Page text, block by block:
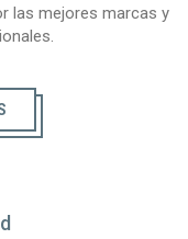
las mejores marcas y